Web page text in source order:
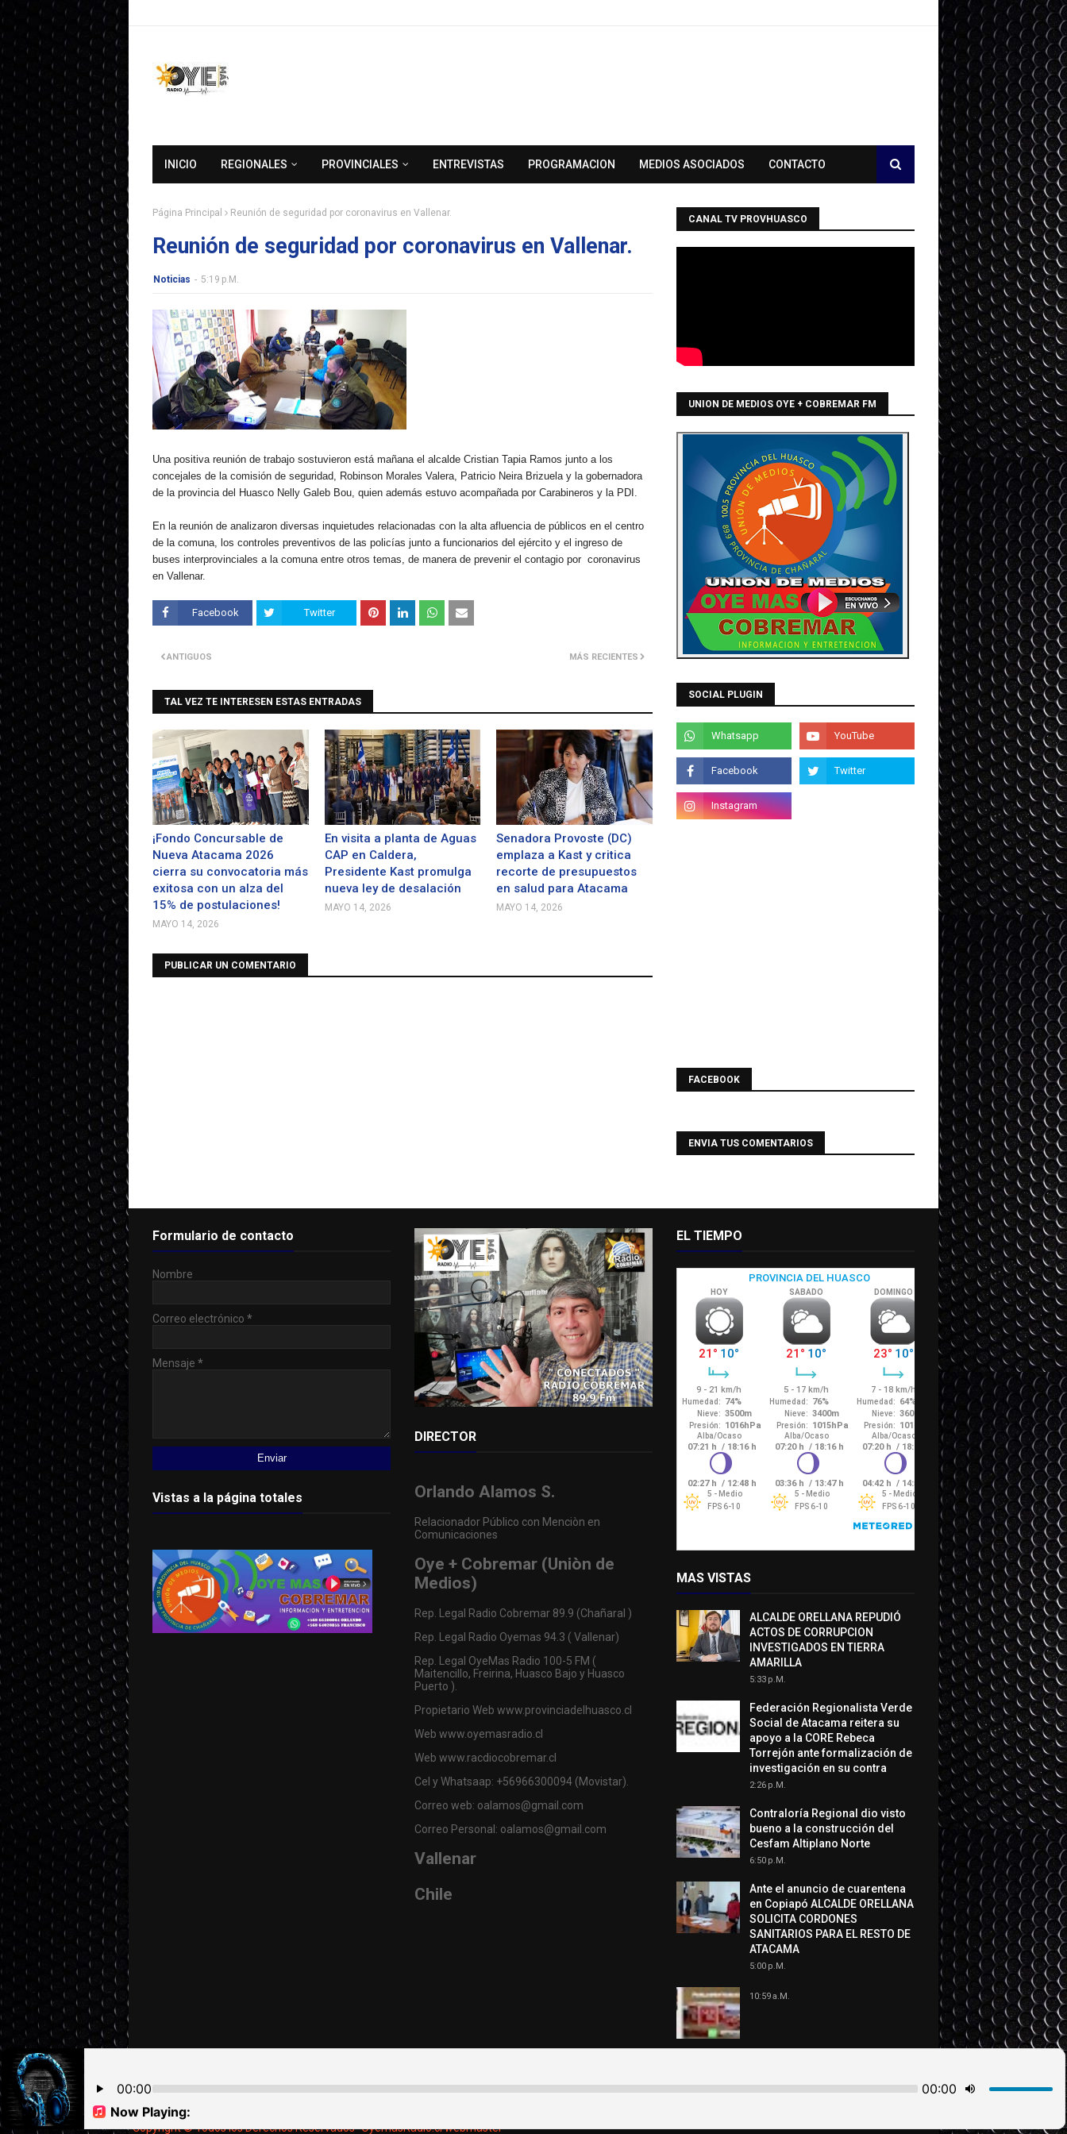
INICIO REGIONALES PROVINCIALES ENTREVISTAS PROGRAMACION MEDIOS ASOCIADOS CONTACTO
Página Principal Reunión de seguridad por coronavirus en Vallenar.
Reunión de seguridad por coronavirus en Vallenar.
Noticias - 5:19 P.m.
Una positiva reunión de trabajo sostuvieron está mañana el alcalde Cristian Tapia Ramos junto a los
concejales de la comisión de seguridad, Robinson Morales Valera, Patricio Neira Brizuela y la gobernadora
de la provincia del Huasco Nelly Galeb Bou, quien además estuvo acompañada por Carabineros y la PDI.
En la reunión de analizaron diversas inquietudes relacionadas con la alta afluencia de públicos en el centro
de la comuna, los controles preventivos de las policías junto a funcionarios del ejército y el ingreso de
buses interprovinciales a la comuna entre otros temas, de manera de prevenir el contagio por coronavirus
en Vallenar.
Facebook Twitter
MÁS RECIENTES
ANTIGUOS
TAL VEZ TE INTERESEN ESTAS ENTRADAS
¡Fondo Concursable de
Nueva Atacama 2026
cierra su convocatoria más
exitosa con un alza del
15% de postulaciones!
MAYO 14, 2026
En visita a planta de Aguas
CAP en Caldera,
Presidente Kast promulga
nueva ley de desalación
MAYO 14, 2026
Senadora Provoste (DC)
emplaza a Kast y critica
recorte de presupuestos
en salud para Atacama
MAYO 14, 2026
PUBLICAR UN COMENTARIO
CANAL TV PROVHUASCO
UNION DE MEDIOS OYE + COBREMAR FM
SOCIAL PLUGIN
FACEBOOK
ENVIA TUS COMENTARIOS
Formulario de contacto
Nombre
Correo electrónico *
Mensaje *
Vistas a la página totales
DIRECTOR
Orlando Alamos S.
Relacionador Público con Menciòn en
Comunicaciones
Oye + Cobremar (Uniòn de
Medios)
Rep. Legal Radio Cobremar 89.9 (Chañaral )
Rep. Legal Radio Oyemas 94.3 ( Vallenar)
Rep. Legal OyeMas Radio 100-5 FM (
Maitencillo, Freirina, Huasco Bajo y Huasco
Puerto ).
Propietario Web www.provinciadelhuasco.cl
Web www.oyemasradio.cl
Web www.racdiocobremar.cl
Cel y Whatsaap: +56966300094 (Movistar).
Correo web: oalamos@gmail.com
Correo Personal: oalamos@gmail.com
Vallenar
Chile
EL TIEMPO
MAS VISTAS
ALCALDE ORELLANA REPUDIÓ
ACTOS DE CORRUPCION
INVESTIGADOS EN TIERRA
AMARILLA
5:33 P.m.
Federación Regionalista Verde
Social de Atacama reitera su
apoyo a la CORE Rebeca
Torrejón ante formalización de
investigación en su contra
2:26 P.m.
Contraloría Regional dio visto
bueno a la construcción del
Cesfam Altiplano Norte
6:50 P.m.
Ante el anuncio de cuarentena
en Copiapó ALCALDE ORELLANA
SOLICITA CORDONES
SANITARIOS PARA EL RESTO DE
ATACAMA
5:00 P.m.
10:59 A.m.
"Copyright © Todos los Derechos Reservados" OyemásRadio.cl webmaster